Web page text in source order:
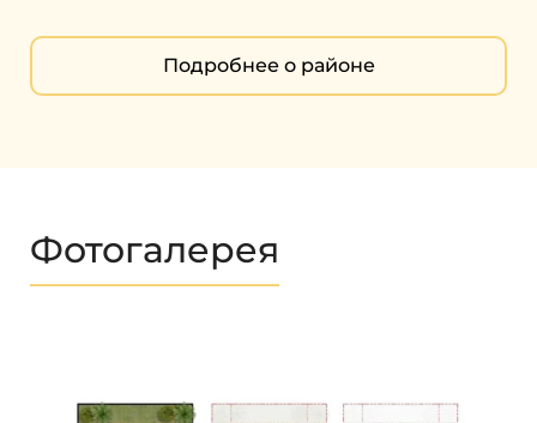
Подробнее о районе
Фотогалерея